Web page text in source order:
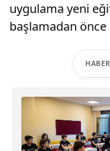
uygulama yeni
başlamadan